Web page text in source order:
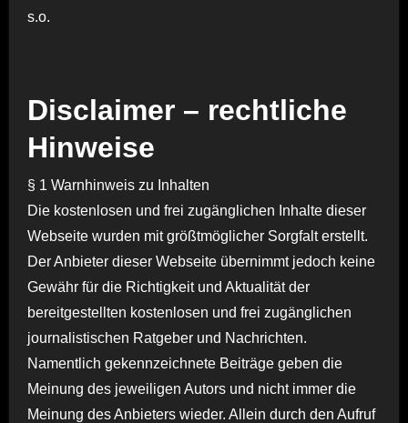
s.o.
Disclaimer – rechtliche
Hinweise
§ 1 Warnhinweis zu Inhalten
Die kostenlosen und frei zugänglichen Inhalte dieser
Webseite wurden mit größtmöglicher Sorgfalt erstellt.
Der Anbieter dieser Webseite übernimmt jedoch keine
Gewähr für die Richtigkeit und Aktualität der
bereitgestellten kostenlosen und frei zugänglichen
journalistischen Ratgeber und Nachrichten.
Namentlich gekennzeichnete Beiträge geben die
Meinung des jeweiligen Autors und nicht immer die
Meinung des Anbieters wieder. Allein durch den Aufruf